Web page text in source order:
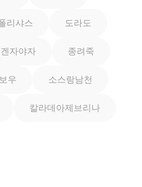
리샤스 도라도
겐자야자 종려죽
우 소스랑남천
칼라데아제브리나